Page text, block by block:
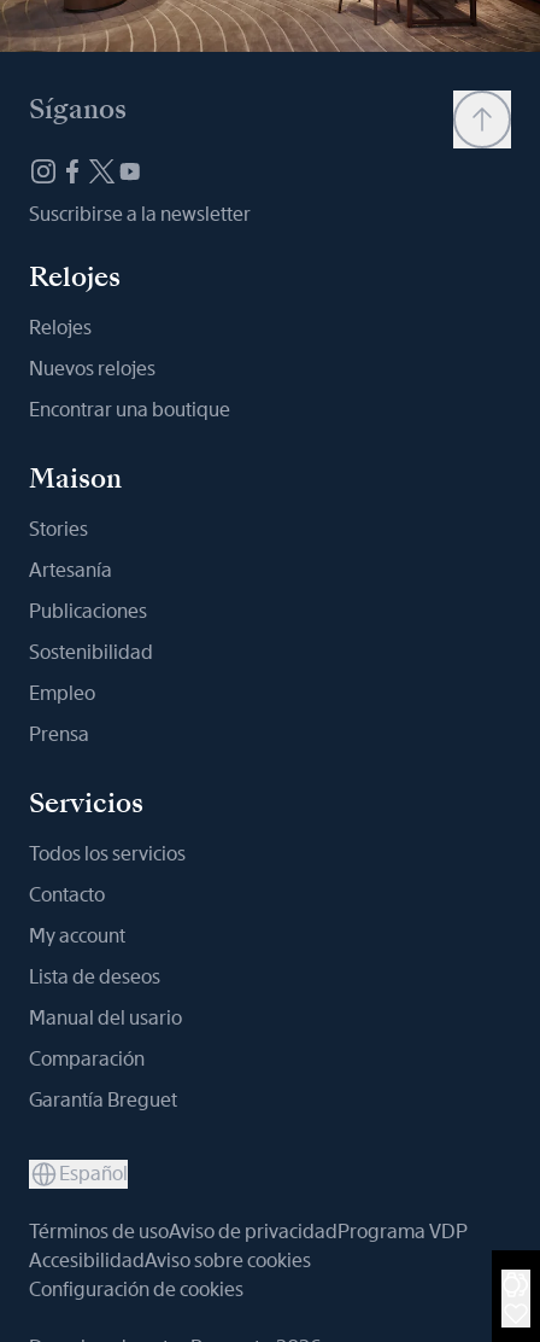
Síganos
Suscribirse a la newsletter
Relojes
Relojes
Nuevos relojes
Encontrar una boutique
Maison
Stories
Artesanía
Publicaciones
Sostenibilidad
Empleo
Prensa
Servicios
Todos los servicios
Contacto
My account
Lista de deseos
Manual del usario
Comparación
Garantía Breguet
Español
Términos de usoAviso de privacidadPrograma VDP
AccesibilidadAviso sobre cookies
Configuración de cookies